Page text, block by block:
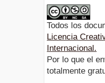
Todos los
Licencia
Internacional.
Por lo que el
totalmente